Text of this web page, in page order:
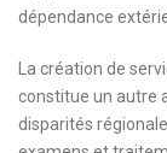
dépendance
La création de
constitue un autre
disparités